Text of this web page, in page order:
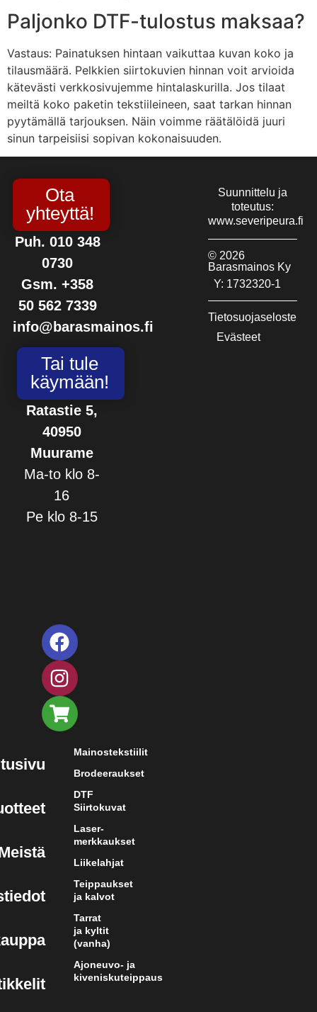
Paljonko DTF-tulostus maksaa?
Vastaus: Painatuksen hintaan vaikuttaa kuvan koko ja
tilausmäärä. Pelkkien siirtokuvien hinnan voit arvioida
kätevästi verkkosivujemme hintalaskurilla. Jos tilaat
meiltä koko paketin tekstiileineen, saat tarkan hinnan
pyytämällä tarjouksen. Näin voimme räätälöidä juuri
sinun tarpeisiisi sopivan kokonaisuuden.
Ota
yhteyttä!
Puh. 010 348
0730
Gsm. +358
50 562 7339
info@barasmainos.fi
Tai tule
käymään!
Ratastie 5,
40950
Muurame
Ma-to klo 8-
16
Pe klo 8-15
Mainostekstiilit
Brodeeraukset
DTF
Siirtokuvat
Laser-
merkkaukset
Liikelahjat
Teippaukset
ja kalvot
Tarrat
ja kyltit
(vanha)
Ajoneuvo- ja
kiveniskuteippaus
Suunnittelu ja
toteutus:
www.severipeura.fi
© 2026
Barasmainos Ky
Y: 1732320-1
Tietosuojaseloste
Evästeet